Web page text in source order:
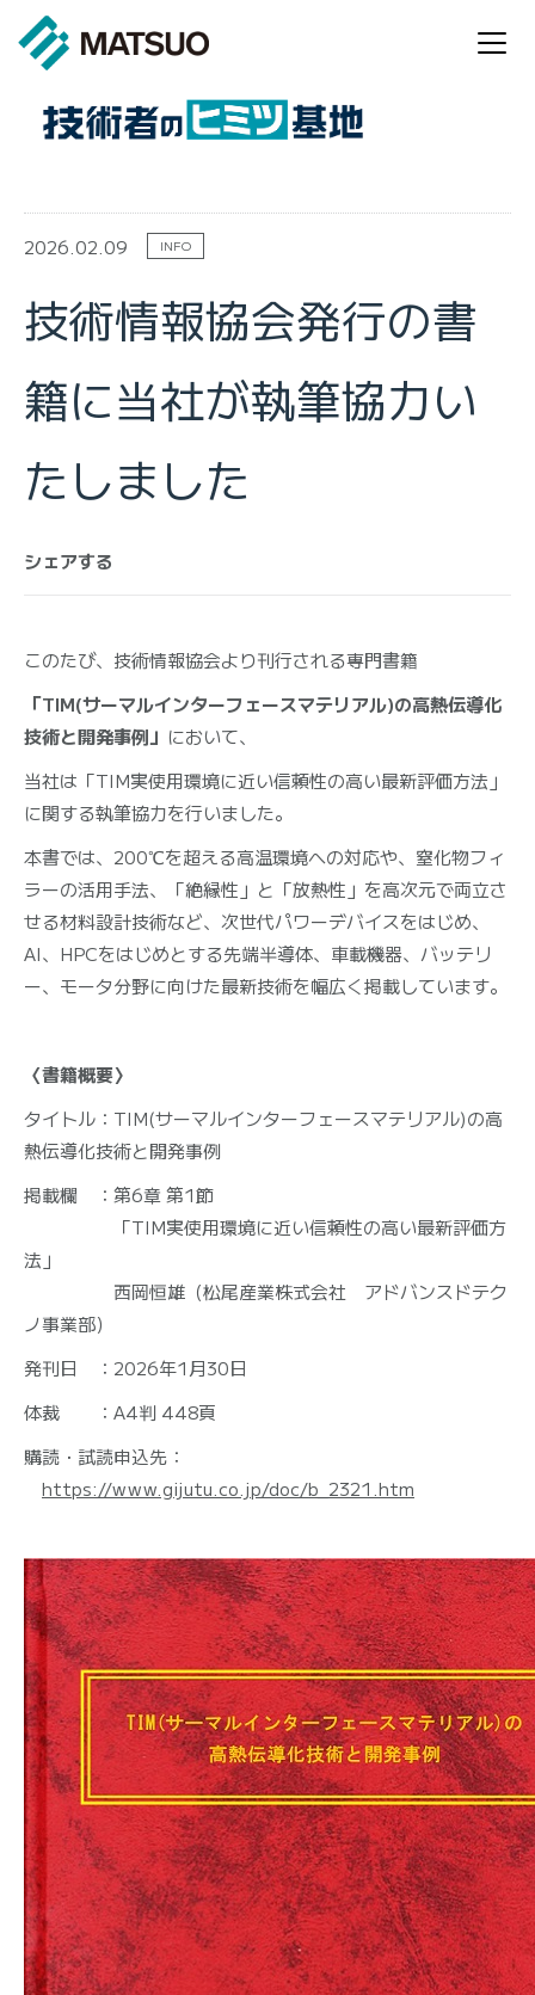
2026.02.09 INFO
技術情報協会発行の書
籍に当社が執筆協力い
たしました
シェアする
このたび、技術情報協会より刊行される専門書籍
「TIM(サーマルインターフェースマテリアル)の高熱伝導化
技術と開発事例」 において、
当社は「TIM実使用環境に近い信頼性の高い最新評価方法」
に関する執筆協力を行いました。
本書では、200℃を超える高温環境への対応や、窒化物フィ
ラーの活用手法、「絶縁性」と「放熱性」を高次元で両立さ
せる材料設計技術など、次世代パワーデバイスをはじめ、
AI、HPCをはじめとする先端半導体、車載機器、バッテリ
ー、モータ分野に向けた最新技術を幅広く掲載しています。
〈書籍概要〉
タイトル：TIM(サーマルインターフェースマテリアル)の高
熱伝導化技術と開発事例
掲載欄 ：第6章 第1節
「TIM実使用環境に近い信頼性の高い最新評価方
法」
西岡恒雄（松尾産業株式会社 アドバンスドテク
ノ事業部）
発刊日 ：2026年1月30日
体裁 ：A4判 448頁
購読・試読申込先：
https://www.gijutu.co.jp/doc/b_2321.htm